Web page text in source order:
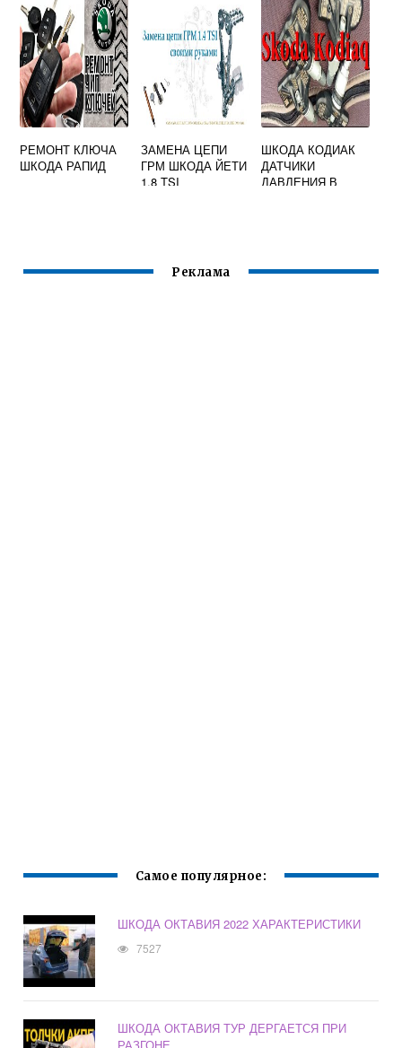
РЕМОНТ КЛЮЧА
ШКОДА РАПИД
ЗАМЕНА ЦЕПИ
ГРМ ШКОДА ЙЕТИ
1.8 TSI
ШКОДА КОДИАК
ДАТЧИКИ
ДАВЛЕНИЯ В
Реклама
Самое популярное:
ШКОДА ОКТАВИЯ 2022 ХАРАКТЕРИСТИКИ
7527
ШКОДА ОКТАВИЯ ТУР ДЕРГАЕТСЯ ПРИ